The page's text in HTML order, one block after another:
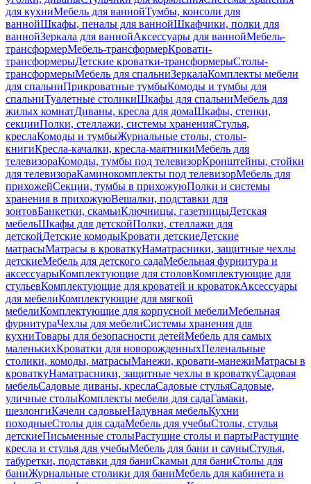
для кухниМебель для ваннойТумбы, консоли для
ваннойШкафы, пеналы для ваннойШкафчики, полки для
ваннойЗеркала для ваннойАксессуары для ваннойМебель-
трансформерМебель-трансформерКровати-
трансформерыДетские кроватки-трансформерыСтолы-
трансформерыМебель для спальниЗеркалаКомплекты мебели
для спальниПрикроватные тумбыКомоды и тумбы для
спальниТуалетные столикиШкафы для спальниМебель для
жилых комнатДиваны, кресла для домаШкафы, стенки,
секцииПолки, стеллажи, системы храненияСтулья,
креслаКомоды и тумбыЖурнальные столы, столы-
книгиКресла-качалки, кресла-маятникиМебель для
телевизораКомоды, тумбы под телевизорКронштейны, стойки
для телевизораКаминокомплекты под телевизорМебель для
прихожейСекции, тумбы в прихожуюПолки и системы
хранения в прихожуюВешалки, подставки для
зонтовБанкетки, скамьиКлючницы, газетницыДетская
мебельШкафы для детскойПолки, стеллажи для
детскойДетские комодыКровати детскиеДетские
матрасыМатрасы в кроваткуНаматрасники, защитные чехлы
детскиеМебель для детского садаМебельная фурнитура и
аксессуарыКомплектующие для столовКомплектующие для
стульевКомплектующие для кроватей и кроватокАксессуары
для мебелиКомплектующие для мягкой
мебелиКомплектующие для корпусной мебелиМебельная
фурнитураЧехлы для мебелиСистемы хранения для
кухниТовары для безопасности детейМебель для самых
маленькихКроватки для новорожденныхПеленальные
столики, комоды, матрасыМанежи, кровати-манежиМатрасы в
кроваткуНаматрасники, защитные чехлы в кроваткуСадовая
мебельСадовые диваны, креслаСадовые стульяСадовые,
уличные столыКомплекты мебели для садаГамаки,
шезлонгиКачели садовыеНадувная мебельКухни
походныеСтолы для садаМебель для учебыСтолы, стулья
детскиеПисьменные столыРастущие столы и партыРастущие
кресла и стулья для учебыМебель для бани и сауныСтулья,
табуретки, подставки для баниСкамьи для баниСтолы для
баниЖурнальные столики для баниМебель для кабинета и